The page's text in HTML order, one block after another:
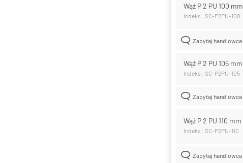
Wąż P 2 PU 100 mm
Indeks : SC-P2PU-100
Zapytaj handlowca
Wąż P 2 PU 105 mm
Indeks : SC-P2PU-105
Zapytaj handlowca
Wąż P 2 PU 110 mm
Indeks : SC-P2PU-110
Zapytaj handlowca